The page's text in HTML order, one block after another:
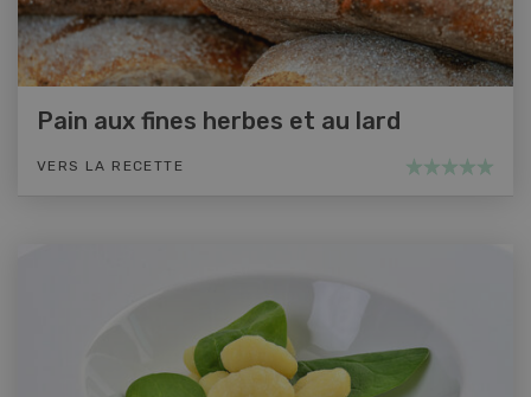
Pain aux fines herbes et au lard
VERS LA RECETTE